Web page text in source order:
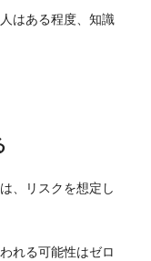
はある程度、知識
、リスクを想定し
れる可能性はゼロ